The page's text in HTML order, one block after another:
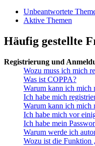
Unbeantwortete
Aktive Themen
Häufig gestellte
Registrierung und
Wozu muss ich mich
Was ist COPPA?
Warum kann ich mich
Ich habe mich
Warum kann ich mich
Ich habe mich vor
Ich habe mein
Warum werde ich
Wozu ist die Funktion